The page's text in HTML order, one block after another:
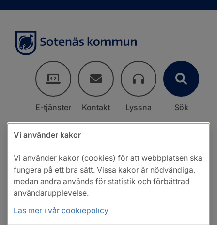
E-tjänster Kontakt Lyssna Sök
Vi använder kakor
Vi använder kakor (cookies) för att webbplatsen ska
fungera på ett bra sätt. Vissa kakor är nödvändiga,
medan andra används för statistik och förbättrad
användarupplevelse.
Läs mer i vår cookiepolicy